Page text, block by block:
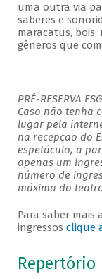
uma outra via
saberes e
maracatus,
gêneros que
PRÉ-RESERVA
Caso não tenha
lugar pela
na recepção do
espetáculo, a
apenas um
número de
máxima do
Para saber mais
ingressos clique
Repertório